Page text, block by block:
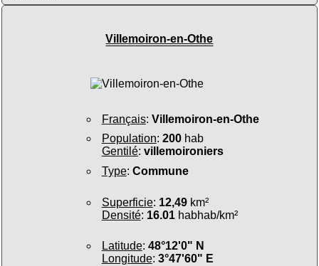
Villemoiron-en-Othe
Français: Villemoiron-en-Othe
Population: 200hab
Gentilé: villemoironiers
Type: Commune
Superficie: 12,49km²
Densité: 16.01habhab/km²
Latitude: 48°12'0" N
Longitude: 3°47'60" E